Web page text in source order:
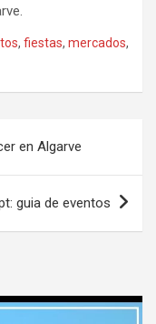
, fiestas, mercados,
en Algarve
guia de eventos